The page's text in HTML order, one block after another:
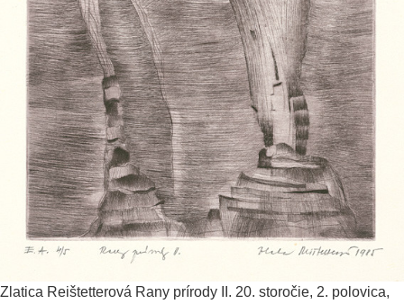
Zlatica Reištetterová Rany prírody II. 20. storočie, 2. polovica,